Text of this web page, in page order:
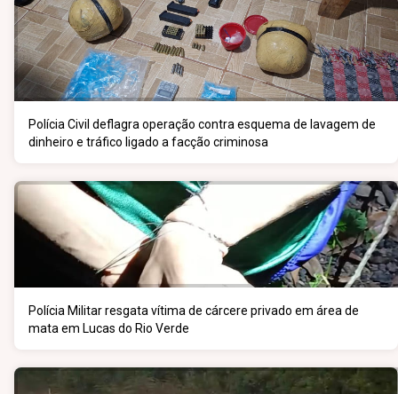
Polícia Civil deflagra operação contra esquema de lavagem de
dinheiro e tráfico ligado a facção criminosa
Polícia Militar resgata vítima de cárcere privado em área de
mata em Lucas do Rio Verde